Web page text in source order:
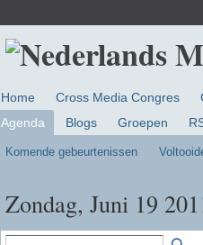
Home Cross Media Congres
Agenda
Blogs Groepen
Komende gebeurtenissen
Zondag, Juni 19